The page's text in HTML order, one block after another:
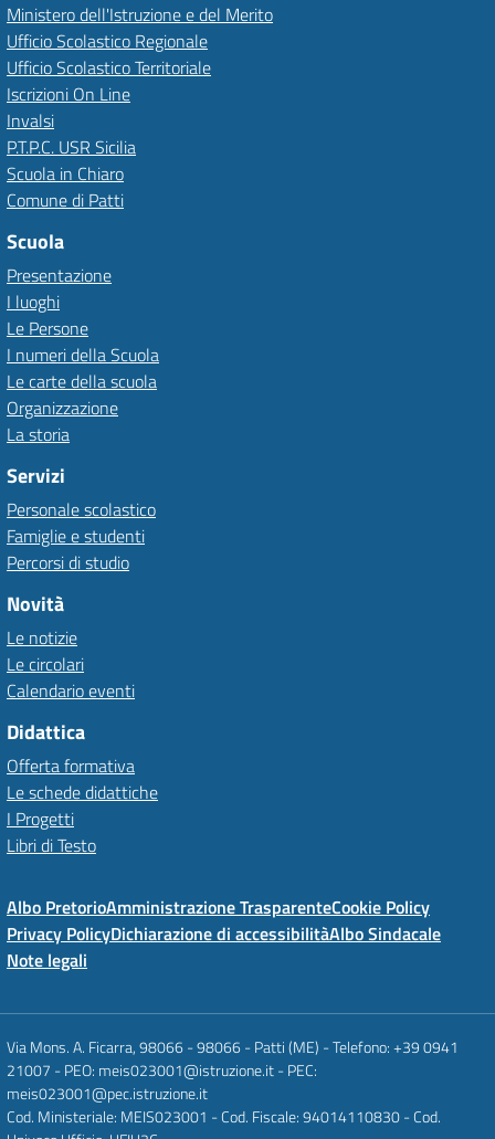
Ministero dell'Istruzione e del Merito
Ufficio Scolastico Regionale
Ufficio Scolastico Territoriale
Iscrizioni On Line
Invalsi
P.T.P.C. USR Sicilia
Scuola in Chiaro
Comune di Patti
Scuola
Presentazione
I luoghi
Le Persone
I numeri della Scuola
Le carte della scuola
Organizzazione
La storia
Servizi
Personale scolastico
Famiglie e studenti
Percorsi di studio
Novità
Le notizie
Le circolari
Calendario eventi
Didattica
Offerta formativa
Le schede didattiche
I Progetti
Libri di Testo
Albo PretorioAmministrazione TrasparenteCookie Policy
Privacy PolicyDichiarazione di accessibilitàAlbo Sindacale
Note legali
Via Mons. A. Ficarra, 98066 - 98066 - Patti (ME) - Telefono: +39 0941
21007 - PEO: meis023001@istruzione.it - PEC:
meis023001@pec.istruzione.it
Cod. Ministeriale: MEIS023001 - Cod. Fiscale: 94014110830 - Cod.